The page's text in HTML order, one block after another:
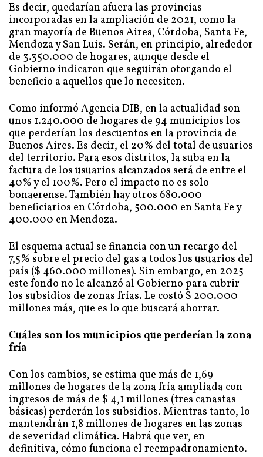
Es decir, quedarían afuera las provincias
incorporadas en la ampliación de 2021, como la
gran mayoría de Buenos Aires, Córdoba, Santa Fe,
Mendoza y San Luis. Serán, en principio, alrededor
de 3.350.000 de hogares, aunque desde el
Gobierno indicaron que seguirán otorgando el
beneficio a aquellos que lo necesiten.
Como informó Agencia DIB, en la actualidad son
unos 1.240.000 de hogares de 94 municipios los
que perderían los descuentos en la provincia de
Buenos Aires. Es decir, el 20% del total de usuarios
del territorio. Para esos distritos, la suba en la
factura de los usuarios alcanzados será de entre el
40% y el 100%. Pero el impacto no es solo
bonaerense. También hay otros 680.000
beneficiarios en Córdoba, 500.000 en Santa Fe y
400.000 en Mendoza.
El esquema actual se financia con un recargo del
7,5% sobre el precio del gas a todos los usuarios del
país ($ 460.000 millones). Sin embargo, en 2025
este fondo no le alcanzó al Gobierno para cubrir
los subsidios de zonas frías. Le costó $ 200.000
millones más, que es lo que buscará ahorrar.
Cuáles son los municipios que perderían la zona
fría
Con los cambios, se estima que más de 1,69
millones de hogares de la zona fría ampliada con
ingresos de más de $ 4,1 millones (tres canastas
básicas) perderán los subsidios. Mientras tanto, lo
mantendrán 1,8 millones de hogares en las zonas
de severidad climática. Habrá que ver, en
definitiva, cómo funciona el reempadronamiento.